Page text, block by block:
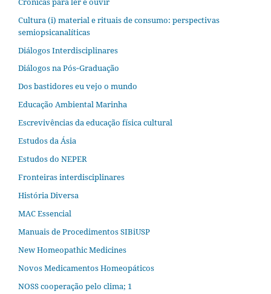
Cultura (i) material e rituais de consumo: perspectivas
semiopsicanalíticas
Diálogos Interdisciplinares
Diálogos na Pós‐Graduação
Dos bastidores eu vejo o mundo
Educação Ambiental Marinha
Escrevivências da educação física cultural
Estudos da Ásia​
Estudos do NEPER
Fronteiras interdisciplinares
História Diversa
MAC Essencial
Manuais de Procedimentos SIBiUSP
New Homeopathic Medicines
Novos Medicamentos Homeopáticos
NOSS cooperação pelo clima; 1